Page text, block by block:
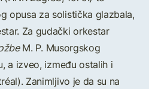
opusa za solistička glazbala,
Za gudački orkestar
M. P. Musorgskog
a izveo, između ostalih i
Zanimljivo je da su na